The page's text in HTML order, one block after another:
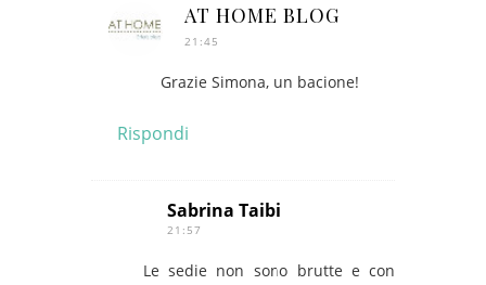
AT HOME BLOG
21:45
Grazie Simona, un bacione!
Rispondi
Sabrina Taibi
21:57
Le sedie non sono brutte e con